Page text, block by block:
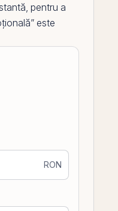
pentru a
este
RON